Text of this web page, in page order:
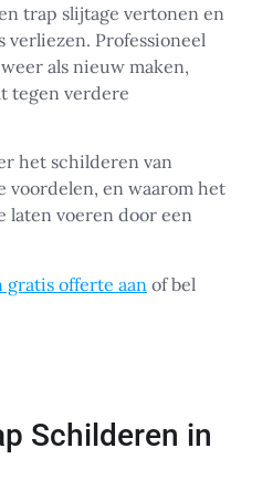
trap slijtage vertonen en
verliezen. Professioneel
als nieuw maken,
tegen verdere
het schilderen van
en waarom het
laten voeren door een
gratis offerte aan of bel
Schilderen in